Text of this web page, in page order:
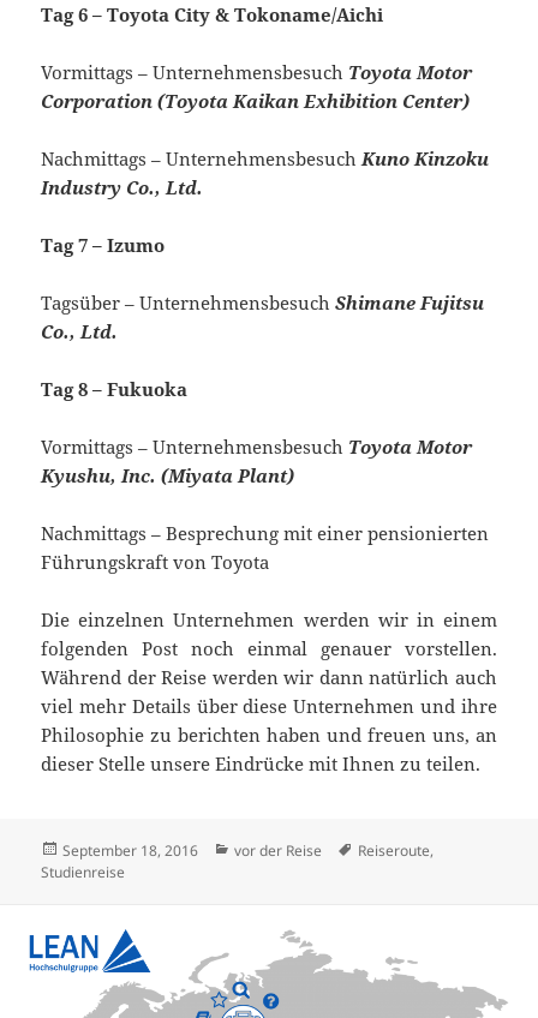
Tag 6 – Toyota City & Tokoname/Aichi
Vormittags – Unternehmensbesuch Toyota Motor
Corporation (Toyota Kaikan Exhibition Center)
Nachmittags – Unternehmensbesuch Kuno Kinzoku
Industry Co., Ltd.
Tag 7 – Izumo
Tagsüber – UnternehmensbesuchShimane Fujitsu
Co., Ltd.
Tag 8 – Fukuoka
Vormittags – Unternehmensbesuch Toyota Motor
Kyushu, Inc. (Miyata Plant)
Nachmittags – Besprechung mit einer pensionierten
Führungskraft von Toyota
Die einzelnen Unternehmen werden wir in einem
folgenden Post noch einmal genauer vorstellen.
Während der Reise werden wir dann natürlich auch
viel mehr Details über diese Unternehmen und ihre
Philosophie zu berichten haben und freuen uns, an
dieser Stelle unsere Eindrücke mit Ihnen zu teilen.
Veröffentlicht
am
September 18, 2016 Kategorien
vor der Reise Schlagwörter
Reiseroute,
Studienreise